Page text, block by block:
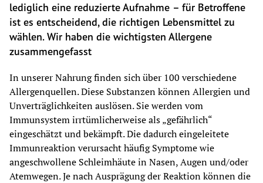
lediglich eine reduzierte Aufnahme – für Betroffene
ist es entscheidend, die richtigen Lebensmittel zu
wählen. Wir haben die wichtigsten Allergene
zusammengefasst
In unserer Nahrung finden sich über 100 verschiedene
Allergenquellen. Diese Substanzen können Allergien und
Unverträglichkeiten auslösen. Sie werden vom
Immunsystem irrtümlicherweise als „gefährlich“
eingeschätzt und bekämpft. Die dadurch eingeleitete
Immunreaktion verursacht häufig Symptome wie
angeschwollene Schleimhäute in Nasen, Augen und/oder
Atemwegen. Je nach Ausprägung der Reaktion können die